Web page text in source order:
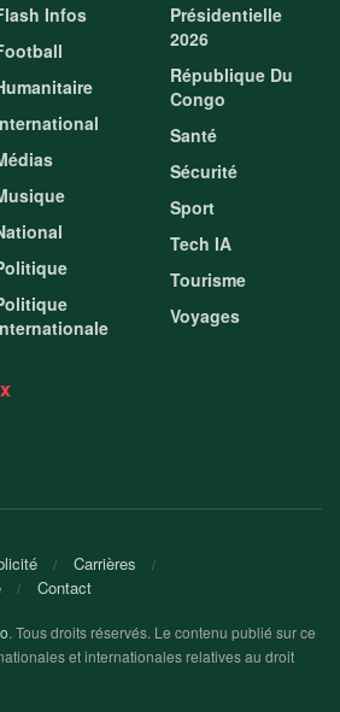
Infos
Présidentielle
2026
République Du
Congo
Santé
Sécurité
Sport
Tech IA
Tourisme
Voyages
Carrières
Contact
. Tous droits réservés. Le contenu publié sur ce
et internationales relatives au droit